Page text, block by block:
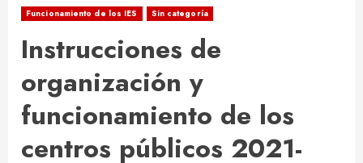
Funcionamiento de los IES Sin categoría
Instrucciones de
organización y
funcionamiento de los
centros públicos 2021-